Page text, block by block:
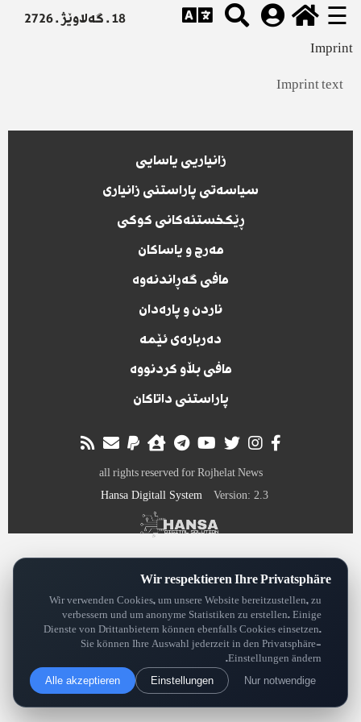
☰
18 . گەلاوێژ . 2726
Imprint
Imprint text
زانیاریی یاسایی
سیاسەتی پاراستنی زانیاری
ڕێکخستنەکانی کوکی
مەرج و یاساکان
مافی گەڕاندنەوە
ناردن و پارەدان
دەربارەی ئێمە
مافی بڵاو کردنووە
پاراستنی داتاکان
all rights reserved for Rojhelat News
Hansa Digitall System Version: 2.3
Wir respektieren Ihre Privatsphäre
Wir verwenden Cookies, um unsere Website bereitzustellen, zu
verbessern und um anonyme Statistiken zu erstellen. Einige
Dienste von Drittanbietern können ebenfalls Cookies einsetzen.
Sie können Ihre Auswahl jederzeit in den Privatsphäre-
Einstellungen ändern.